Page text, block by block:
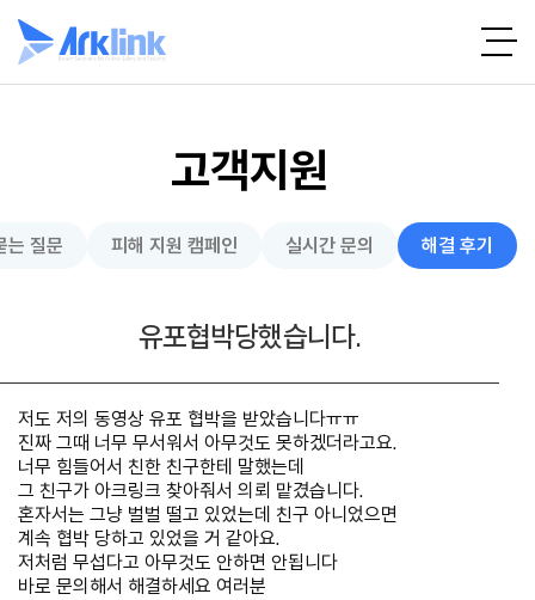
고객지원
는 질문 피해 지원 캠페인 실시간 문의 해결 후기
유포협박당했습니다.
저도 저의 동영상 유포 협박을 받았습니다ㅠㅠ
진짜 그때 너무 무서워서 아무것도 못하겠더라고요.
너무 힘들어서 친한 친구한테 말했는데
그 친구가 아크링크 찾아줘서 의뢰 맡겼습니다.
혼자서는 그냥 벌벌 떨고 있었는데 친구 아니었으면
계속 협박 당하고 있었을 거 같아요.
저처럼 무섭다고 아무것도 안하면 안됩니다
바로 문의해서 해결하세요 여러분